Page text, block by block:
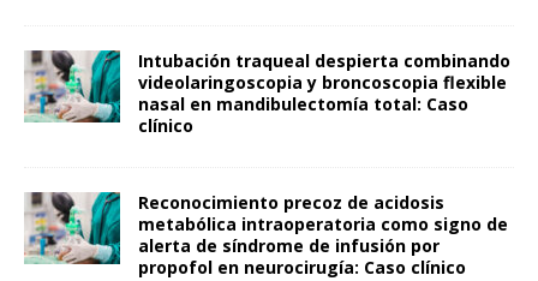
Intubación traqueal despierta combinando
videolaringoscopia y broncoscopia flexible
nasal en mandibulectomía total: Caso
clínico
Reconocimiento precoz de acidosis
metabólica intraoperatoria como signo de
alerta de síndrome de infusión por
propofol en neurocirugía: Caso clínico